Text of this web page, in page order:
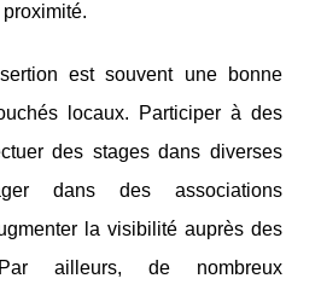
est souvent une bonne
locaux. Participer à des
des stages dans diverses
dans des associations
la visibilité auprès des
ailleurs, de nombreux